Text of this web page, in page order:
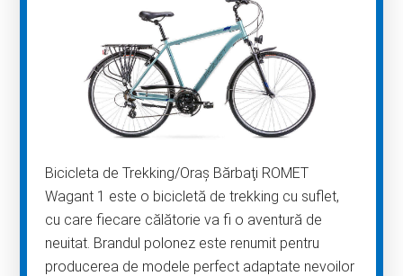
Bicicleta de Trekking/Oraş Bărbaţi ROMET
Wagant 1 este o bicicletă de trekking cu suflet,
cu care fiecare călătorie va fi o aventură de
neuitat. Brandul polonez este renumit pentru
producerea de modele perfect adaptate nevoilor